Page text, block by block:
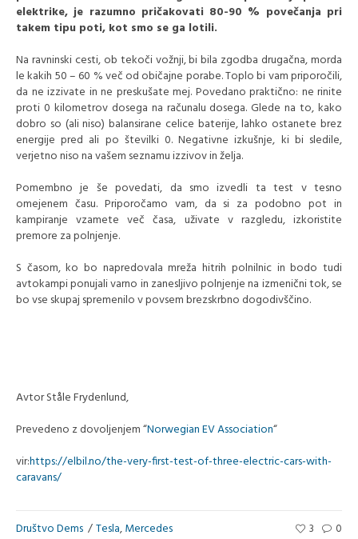
elektrike, je razumno pričakovati 80-90 % povečanja pri
takem tipu poti, kot smo se ga lotili.
Na ravninski cesti, ob tekoči vožnji, bi bila zgodba drugačna, morda
le kakih 50 – 60 % več od običajne porabe. Toplo bi vam priporočili,
da ne izzivate in ne preskušate mej. Povedano praktično: ne rinite
proti 0 kilometrov dosega na računalu dosega. Glede na to, kako
dobro so (ali niso) balansirane celice baterije, lahko ostanete brez
energije pred ali po številki 0. Negativne izkušnje, ki bi sledile,
verjetno niso na vašem seznamu izzivov in želja.
Pomembno je še povedati, da smo izvedli ta test v tesno
omejenem času. Priporočamo vam, da si za podobno pot in
kampiranje vzamete več časa, uživate v razgledu, izkoristite
premore za polnjenje.
S časom, ko bo napredovala mreža hitrih polnilnic in bodo tudi
avtokampi ponujali varno in zanesljivo polnjenje na izmenični tok, se
bo vse skupaj spremenilo v povsem brezskrbno dogodivščino.
Avtor Ståle Frydenlund,
Prevedeno z dovoljenjem “Norwegian EV Association“
vir:https://elbil.no/the-very-first-test-of-three-electric-cars-with-
caravans/
Društvo Dems Tesla,Mercedes 3 0